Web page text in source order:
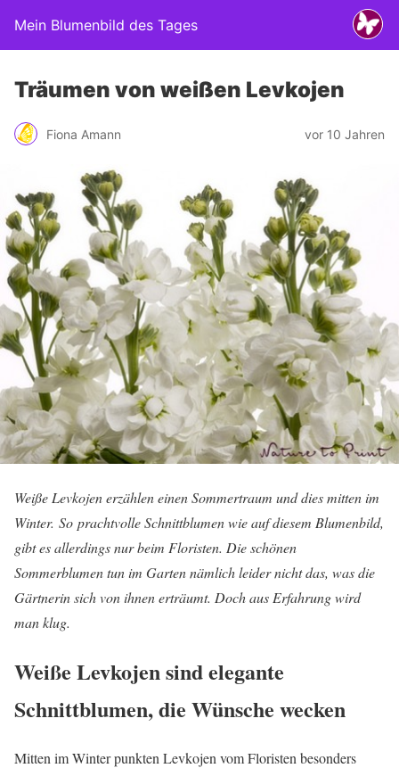
Mein Blumenbild des Tages
Träumen von weißen Levkojen
Fiona Amann vor 10 Jahren
Weiße Levkojen erzählen einen Sommertraum und dies mitten im
Winter. So prachtvolle Schnittblumen wie auf diesem Blumenbild,
gibt es allerdings nur beim Floristen. Die schönen
Sommerblumen tun im Garten nämlich leider nicht das, was die
Gärtnerin sich von ihnen erträumt. Doch aus Erfahrung wird
man klug.
Weiße Levkojen sind elegante
Schnittblumen, die Wünsche wecken
Mitten im Winter punkten Levkojen vom Floristen besonders